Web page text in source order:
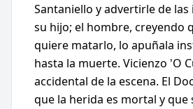
Santaniello y advertirle de
su hijo; el hombre, creyendo
quiere matarlo, lo apuñala
hasta la muerte. Vicienzo 'O
accidental de la escena. El
que la herida es mortal y que